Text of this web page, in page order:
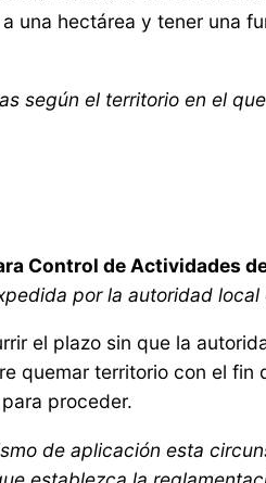
una hectárea y tener una
según el territorio en el
Control de Actividades
por la autoridad local
el plazo sin que la
quemar territorio con el fin
proceder.
de aplicación esta